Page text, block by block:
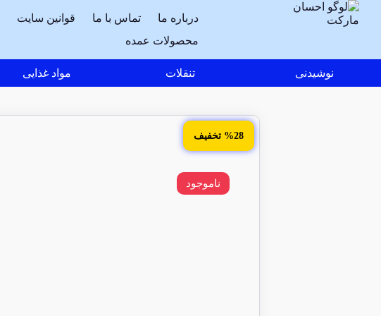
درباره ما تماس با ما قوانین سایت
محصولات عمده
نوشیدنی تنقلات مواد غذایی
%28 تخفیف
ناموجود